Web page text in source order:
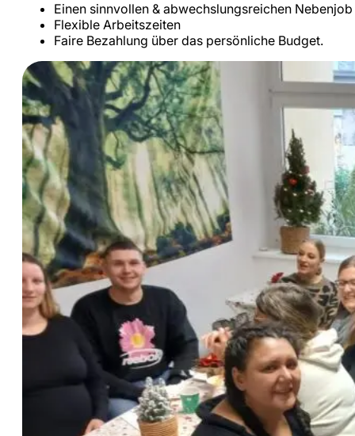
Einen sinnvollen & abwechslungsreichen Nebenjob
Flexible Arbeitszeiten
Faire Bezahlung über das persönliche Budget.